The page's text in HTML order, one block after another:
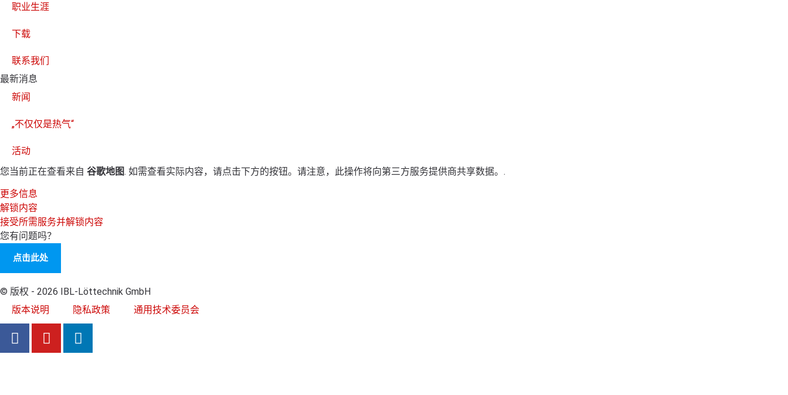
职业生涯
下载
联系我们
最新消息
新闻
„不仅仅是热气“
活动
您当前正在查看来自 谷歌地图. 如需查看实际内容，请点击下方的按钮。请注意，此操作将向第三方服务提供商共享数据。.
更多信息
解锁内容
接受所需服务并解锁内容
您有问题吗？
点击此处
© 版权 - 2026 IBL-Löttechnik GmbH
版本说明
隐私政策 通用技术委员会